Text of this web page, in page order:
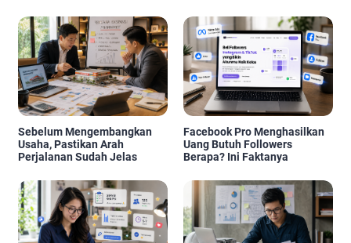
Sebelum Mengembangkan
Usaha, Pastikan Arah
Perjalanan Sudah Jelas
Facebook Pro Menghasilkan
Uang Butuh Followers
Berapa? Ini Faktanya